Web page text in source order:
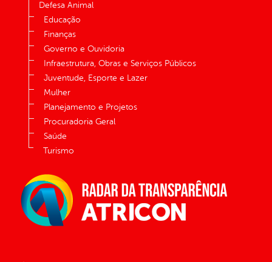
Defesa Animal
Educação
Finanças
Governo e Ouvidoria
Infraestrutura, Obras e Serviços Públicos
Juventude, Esporte e Lazer
Mulher
Planejamento e Projetos
Procuradoria Geral
Saúde
Turismo